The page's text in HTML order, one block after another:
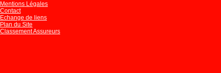
Mentions Légales
Contact
Echange de liens
Plan du Site
Classement Assureurs